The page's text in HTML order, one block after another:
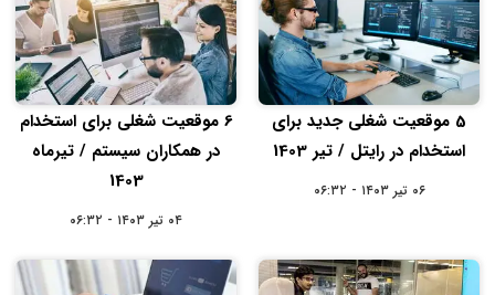
5 موقعیت شغلی جدید برای
استخدام در رایتل / تیر 1403
۰۶ تیر ۱۴۰۳ - ۰۶:۳۲
6 موقعیت شغلی برای استخدام
در همکاران سیستم / تیرماه
1403
۰۴ تیر ۱۴۰۳ - ۰۶:۳۲